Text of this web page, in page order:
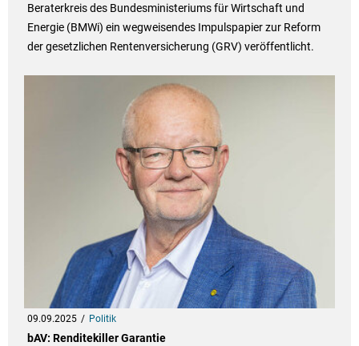
Beraterkreis des Bundesministeriums für Wirtschaft und
Energie (BMWi) ein wegweisendes Impulspapier zur Reform
der gesetzlichen Rentenversicherung (GRV) veröffentlicht.
09.09.2025 Politik
bAV: Renditekiller Garantie